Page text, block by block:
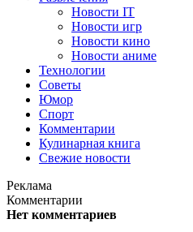
Новости IT
Новости игр
Новости кино
Новости аниме
Технологии
Советы
Юмор
Спорт
Комментарии
Кулинарная книга
Свежие новости
Реклама
Комментарии
Нет комментариев